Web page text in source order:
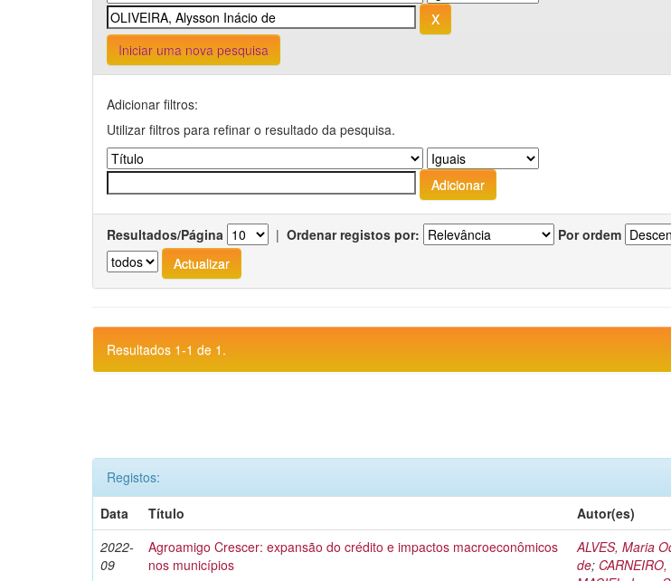
Iniciar uma nova pesquisa
Adicionar filtros:
Utilizar filtros para refinar o resultado da pesquisa.
Resultados/Página | Ordenar registos por: Por ordem
Resultados 1-1 de 1.
Registos:
Data
Título
Autor(es)
2022-
09
Agroamigo Crescer: expansão do crédito e impactos macroeconômicos
nos municípios
ALVES, Maria
de;